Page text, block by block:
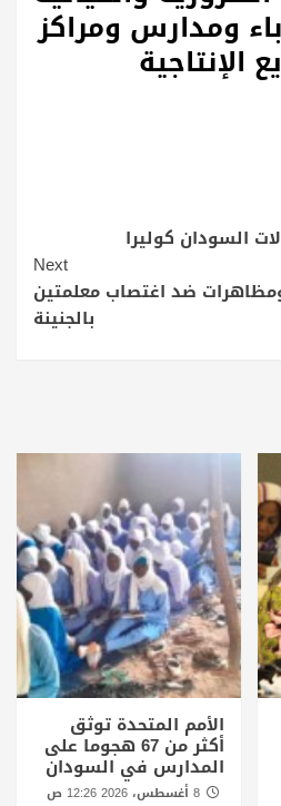
ومدارس ومراكز
الإنتاجية
السودان كوليرا
Next
ضد اغتصاب معلمتين
بالجنينة
الأمم المتحدة توثق
أكثر من 67 هجوما على
المدارس في السودان
8 أغسطس، 2026 12:26 ص